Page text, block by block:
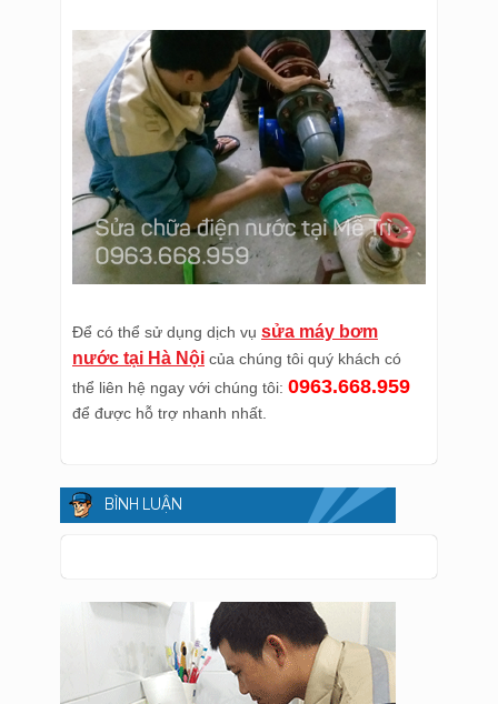
Để có thể sử dụng dịch vụ sửa máy bơm
nước tại Hà Nội của chúng tôi quý khách có
thể liên hệ ngay với chúng tôi: 0963.668.959
để được hỗ trợ nhanh nhất.
BÌNH LUẬN